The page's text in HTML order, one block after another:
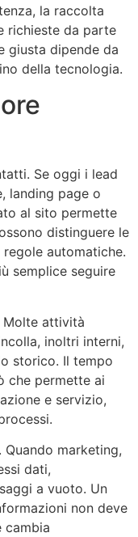
la raccolta
richieste da parte
giusta dipende da
della tecnologia.
Se oggi i lead
landing page o
al sito permette
distinguere le
automatiche.
semplice seguire
Molte attività
inoltri interni,
storico. Il tempo
che permette ai
e servizio,
Quando marketing,
dati,
a vuoto. Un
non deve
cambia